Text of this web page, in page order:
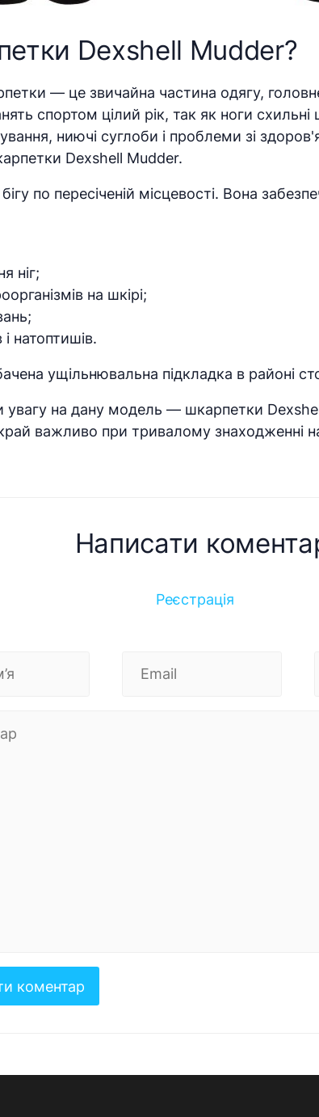
Dexshell Mudder?
— це звичайна частина одягу,
спортом цілий рік, так як ноги
ниючі суглоби і проблеми зі
Dexshell Mudder.
по пересіченій місцевості. Вона
ніг;
на шкірі;
натоптишів.
ущільнювальна підкладка в районі
на дану модель — шкарпетки
важливо при тривалому знаходженні
Написати
Реєстрація